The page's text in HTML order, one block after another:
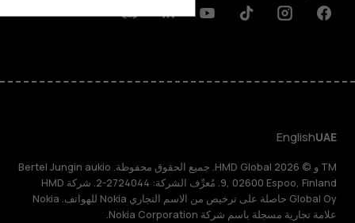
Facebook
Instagram
Tiktok
Youtube
Linkedin
Discord
UAE
English
TM و © 2026 HMD Global. جميع الحقوق محفوظة. Bertel Jungin aukio
9, 02600 Espoo, Finland. مُعرِّف الشركة: 2724044-2. شركة HMD
Global Oy حاصلة على ترخيص من الاسم التجاري Nokia للهواتف. Nokia
علامة تجارية مسجلة باسم شركة Nokia Corporation.